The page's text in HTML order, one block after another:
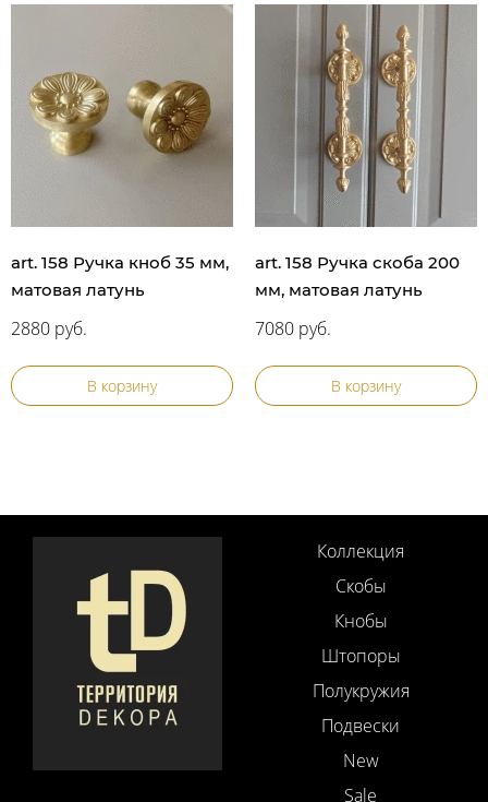
art. 158 Ручка кноб 35 мм,
матовая латунь
2880 руб.
В корзину
art. 158 Ручка скоба 200
мм, матовая латунь
7080 руб.
В корзину
Коллекция
Скобы
Кнобы
Штопоры
Полукружия
Подвески
New
Sale